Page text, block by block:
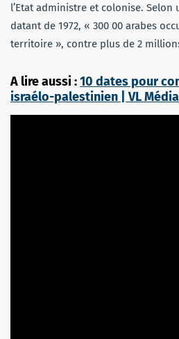
l’Etat administre et colonise. Selon
datant de 1972, « 300 00 arabes
territoire », contre plus de 2
A lire aussi :10 dates pour
israélo-palestinien | VL Média